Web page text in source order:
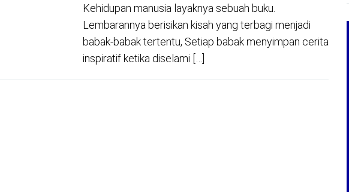
Kehidupan manusia layaknya sebuah buku.
Lembarannya berisikan kisah yang terbagi menjadi
babak-babak tertentu, Setiap babak menyimpan cerita
inspiratif ketika diselami […]